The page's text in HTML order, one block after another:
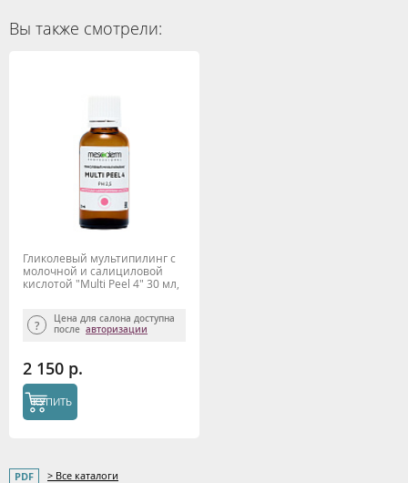
Вы также смотрели:
Гликолевый мультипилинг с
молочной и салициловой
кислотой "Multi Peel 4" 30 мл,
Цена для салона доступна
после авторизации
2 150 р.
КУПИТЬ
> Все каталоги